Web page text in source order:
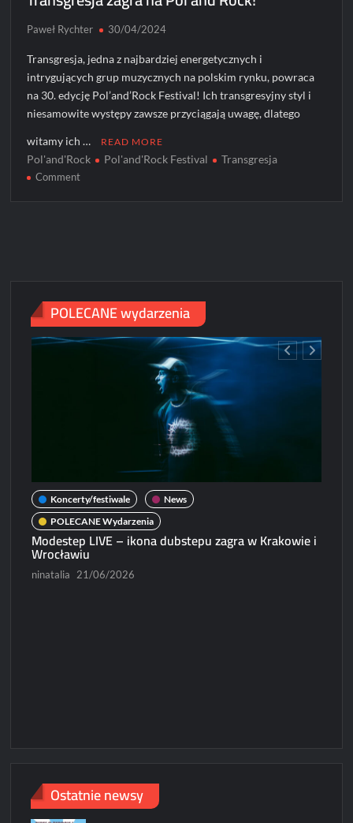
Paweł Rychter 30/04/2024
Transgresja, jedna z najbardziej energetycznych i
intrygujących grup muzycznych na polskim rynku, powraca
na 30. edycję Pol’and’Rock Festival! Ich transgresyjny styl i
niesamowite występy zawsze przyciągają uwagę, dlatego
witamy ich … READ MORE
Pol'and'Rock Pol'and'Rock Festival Transgresja
Commenton
POLECANE wydarzenia
Koncerty/festiwale
News
POLECANE Wydarzenia
Modestep LIVE – ikona dubstepu zagra w Krakowie i
Wrocławiu
ninatalia 21/06/2026
Ostatnie newsy